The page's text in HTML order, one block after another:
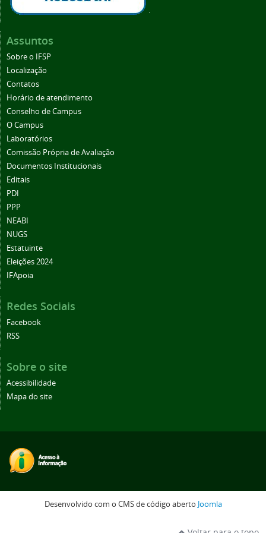
.
Assuntos
Sobre o IFSP
Localização
Contatos
Horário de atendimento
Conselho de Campus
O Campus
Laboratórios
Comissão Própria de Avaliação
Documentos Institucionais
Editais
PDI
PPP
NEABI
NUGS
Estatuinte
Eleições 2024
IFApoia
Redes Sociais
Facebook
RSS
Sobre o site
Acessibilidade
Mapa do site
Desenvolvido com o CMS de código aberto Joomla